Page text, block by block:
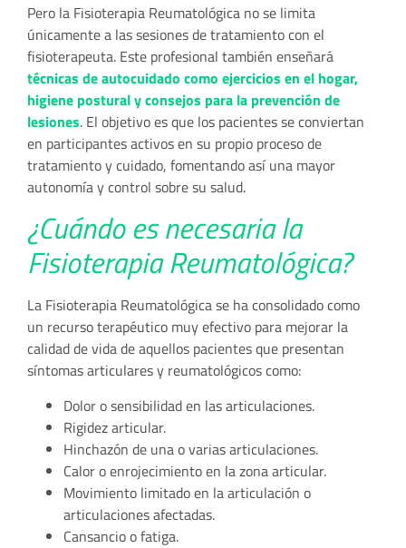
Pero la Fisioterapia Reumatológica no se limita
únicamente a las sesiones de tratamiento con el
fisioterapeuta. Este profesional también enseñará
técnicas de autocuidado como ejercicios en el hogar,
higiene postural y consejos para la prevención de
lesiones. El objetivo es que los pacientes se conviertan
en participantes activos en su propio proceso de
tratamiento y cuidado, fomentando así una mayor
autonomía y control sobre su salud.
¿Cuándo es necesaria la
Fisioterapia Reumatológica?
La Fisioterapia Reumatológica se ha consolidado como
un recurso terapéutico muy efectivo para mejorar la
calidad de vida de aquellos pacientes que presentan
síntomas articulares y reumatológicos como:
Dolor o sensibilidad en las articulaciones.
Rigidez articular.
Hinchazón de una o varias articulaciones.
Calor o enrojecimiento en la zona articular.
Movimiento limitado en la articulación o
articulaciones afectadas.
Cansancio o fatiga.